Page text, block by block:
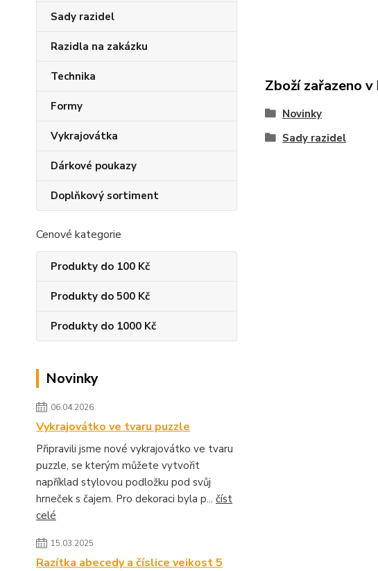
Sady razidel
Razidla na zakázku
Technika
Formy
Vykrajovátka
Dárkové poukazy
Doplňkový sortiment
Cenové kategorie
Produkty do 100 Kč
Produkty do 500 Kč
Produkty do 1000 Kč
Novinky
06.04.2026
Vykrajovátko ve tvaru puzzle
Připravili jsme nové vykrajovátko ve tvaru
puzzle, se kterým můžete vytvořit
například stylovou podložku pod svůj
hrneček s čajem. Pro dekoraci byla p... číst
celé
15.03.2025
Razítka abecedy a číslice veikost 5
Zboží zařazeno
Novinky
Sady razidel